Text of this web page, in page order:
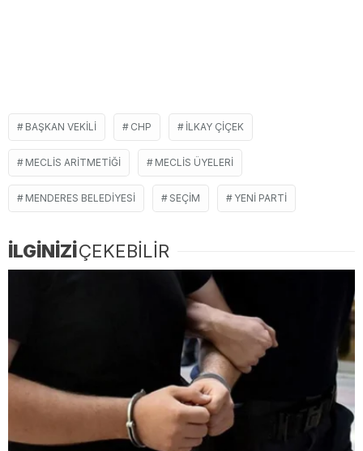
BAŞKAN VEKILI CHP ILKAY ÇIÇEK
MECLIS ARITMETIĞI MECLIS ÜYELERI
MENDERES BELEDIYESI SEÇIM YENI PARTI
İLGİNİZİÇEKEBİLİR